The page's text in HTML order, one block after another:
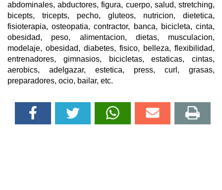
abdominales, abductores, figura, cuerpo, salud, stretching,
bicepts, tricepts, pecho, gluteos, nutricion, dietetica,
fisioterapia, osteopatia, contractor, banca, bicicleta, cinta,
obesidad, peso, alimentacion, dietas, musculacion,
modelaje, obesidad, diabetes, fisico, belleza, flexibilidad,
entrenadores, gimnasios, bicicletas, estaticas, cintas,
aerobics, adelgazar, estetica, press, curl, grasas,
preparadores, ocio, bailar, etc.